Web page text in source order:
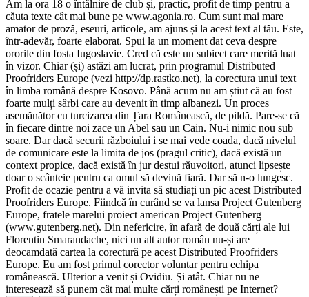
Am la ora 18 o întâlnire de club și, practic, profit de timp pentru a
căuta texte cât mai bune pe www.agonia.ro. Cum sunt mai mare
amator de proză, eseuri, articole, am ajuns și la acest text al tău. Este,
într-adevăr, foarte elaborat. Spui la un moment dat ceva despre
ororile din fosta Iugoslavie. Cred că este un subiect care merită luat
în vizor. Chiar (și) astăzi am lucrat, prin programul Distributed
Proofriders Europe (vezi http://dp.rastko.net), la corectura unui text
în limba română despre Kosovo. Până acum nu am știut că au fost
foarte mulți sârbi care au devenit în timp albanezi. Un proces
asemănător cu turcizarea din Țara Românească, de pildă. Pare-se că
în fiecare dintre noi zace un Abel sau un Cain. Nu-i nimic nou sub
soare. Dar dacă securii războiului i se mai vede coada, dacă nivelul
de comunicare este la limita de jos (pragul critic), dacă există un
context propice, dacă există în jur destui răuvoitori, atunci lipsește
doar o scânteie pentru ca omul să devină fiară. Dar să n-o lungesc.
Profit de ocazie pentru a vă invita să studiați un pic acest Distributed
Proofriders Europe. Fiindcă în curând se va lansa Project Gutenberg
Europe, fratele marelui proiect american Project Gutenberg
(www.gutenberg.net). Din nefericire, în afară de două cărți ale lui
Florentin Smarandache, nici un alt autor român nu-și are
deocamdată cartea la corectură pe acest Distributed Proofriders
Europe. Eu am fost primul corector voluntar pentru echipa
românească. Ulterior a venit și Ovidiu. Și atât. Chiar nu ne
interesează să punem cât mai multe cărți românești pe Internet?